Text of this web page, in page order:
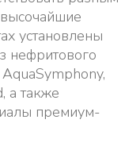
установлены
нефритового
а также
премиум-